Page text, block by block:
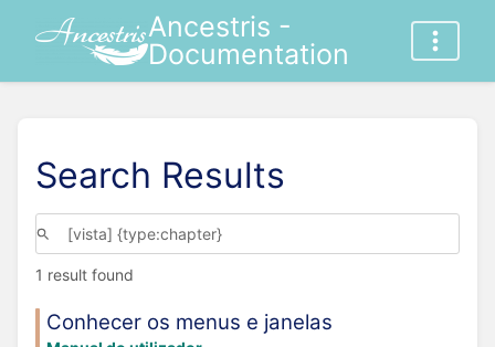
Ancestris -
Documentation
Search Results
1 result found
Conhecer os menus e janelas